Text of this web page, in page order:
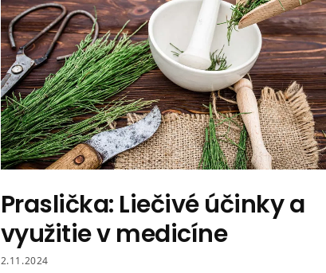
Praslička: Liečivé účinky a
využitie v medicíne
2.11.2024